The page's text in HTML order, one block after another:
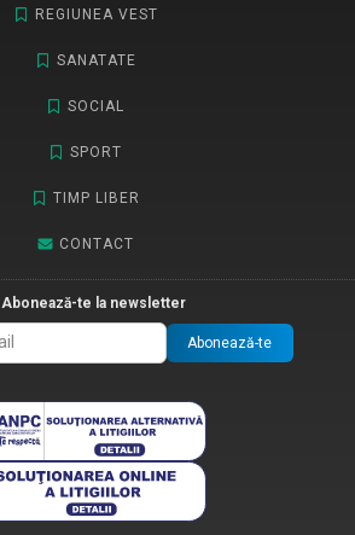
REGIUNEA VEST
SANATATE
SOCIAL
SPORT
TIMP LIBER
CONTACT
Abonează-te la newsletter
Abonează-te